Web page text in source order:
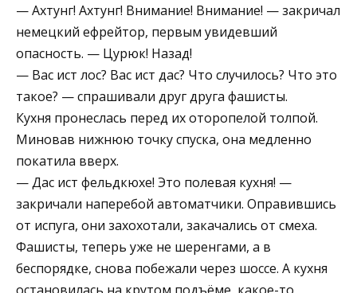
— Ахтунг! Ахтунг! Внимание! Внимание! — закричал
немецкий ефрейтор, первым увидевший
опасность. — Цурюк! Назад!
— Вас ист лос? Вас ист дас? Что случилось? Что это
такое? — спрашивали друг друга фашисты.
Кухня пронеслась перед их оторопелой толпой.
Миновав нижнюю точку спуска, она медленно
покатила вверх.
— Дас ист фельдкюхе! Это полевая кухня! —
закричали наперебой автоматчики. Оправившись
от испуга, они захохотали, закачались от смеха.
Фашисты, теперь уже не шеренгами, а в
беспорядке, снова побежали через шоссе. А кухня